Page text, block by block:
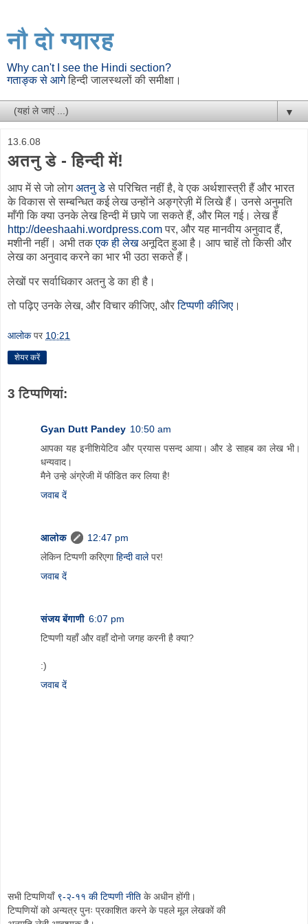
नौ दो ग्यारह
Why can't I see the Hindi section?
गताङ्क से आगेहिन्दी जालस्थलों की समीक्षा।
▼
13.6.08
अतनु डे - हिन्दी में!
आप में से जो लोगअतनु डेसे परिचित नहीं है, वे एक अर्थशास्त्री हैं और भारत
के विकास से सम्बन्धित कई लेख उन्होंने अङ्ग्रेज़ी में लिखे हैं। उनसे अनुमति
माँगी कि क्या उनके लेख हिन्दी में छापे जा सकते हैं, और मिल गई। लेख हैं
http://deeshaahi.wordpress.comपर, और यह मानवीय अनुवाद हैं,
मशीनी नहीं। अभी तकएक ही लेखअनूदित हुआ है। आप चाहें तो किसी और
लेख का अनुवाद करने का भार भी उठा सकते हैं।
लेखों पर सर्वाधिकार अतनु डे का ही है।
तो पढ़िए उनके लेख, और विचार कीजिए, औरटिप्पणी कीजिए ।
आलोक पर 10:21
शेयर करें
3 टिप्‍पणियां:
Gyan Dutt Pandey 10:50 am
आपका यह इनीशियेटिव और प्रयास पसन्द आया। और डे साहब का लेख भी।
धन्यवाद।
मैने उन्हे अंग्रेजी में फीडित कर लिया है!
जवाब दें
आलोक
12:47 pm
लेकिन टिप्पणी करिएगाहिन्दी वालेपर!
जवाब दें
संजय बेंगाणी 6:07 pm
टिप्पणी यहाँ और वहाँ दोनो जगह करनी है क्या?
:)
जवाब दें
सभी टिप्पणियाँ ९-२-११ की टिप्पणी नीति के अधीन होंगी।
टिप्पणियों को अन्यत्र पुनः प्रकाशित करने के पहले मूल लेखकों की